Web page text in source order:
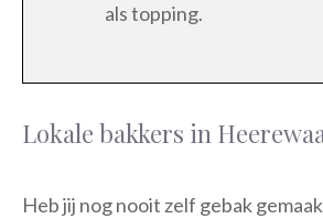
als topping.
Lokale bakkers in
Heb jij nog nooit zelf gebak